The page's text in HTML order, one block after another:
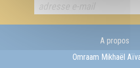
A propos
Omraam Mikhaël